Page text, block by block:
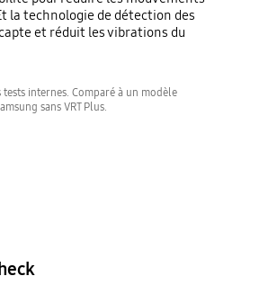
la technologie de détection des
et réduit les vibrations du
tests internes. Comparé à un modèle
sans VRT Plus.